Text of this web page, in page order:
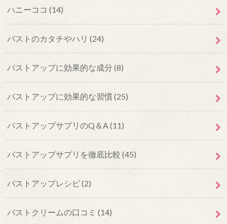
ハニーココ (14)
バストのカタチやハリ (24)
バストアップに効果的な成分 (8)
バストアップに効果的な習慣(25)
バストアップサプリのQ＆A(11)
バストアップサプリを徹底比較 (45)
バストアップレシピ(2)
バストクリームの口コミ (14)